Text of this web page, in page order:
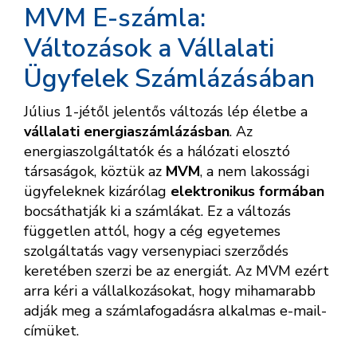
MVM E-számla:
Változások a Vállalati
Ügyfelek Számlázásában
Július 1-jétől jelentős változás lép életbe a
vállalati energiaszámlázásban. Az
energiaszolgáltatók és a hálózati elosztó
társaságok, köztük az MVM, a nem lakossági
ügyfeleknek kizárólag elektronikus formában
bocsáthatják ki a számlákat. Ez a változás
független attól, hogy a cég egyetemes
szolgáltatás vagy versenypiaci szerződés
keretében szerzi be az energiát. Az MVM ezért
arra kéri a vállalkozásokat, hogy mihamarabb
adják meg a számlafogadásra alkalmas e-mail-
címüket.